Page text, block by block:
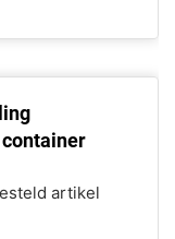
artikel